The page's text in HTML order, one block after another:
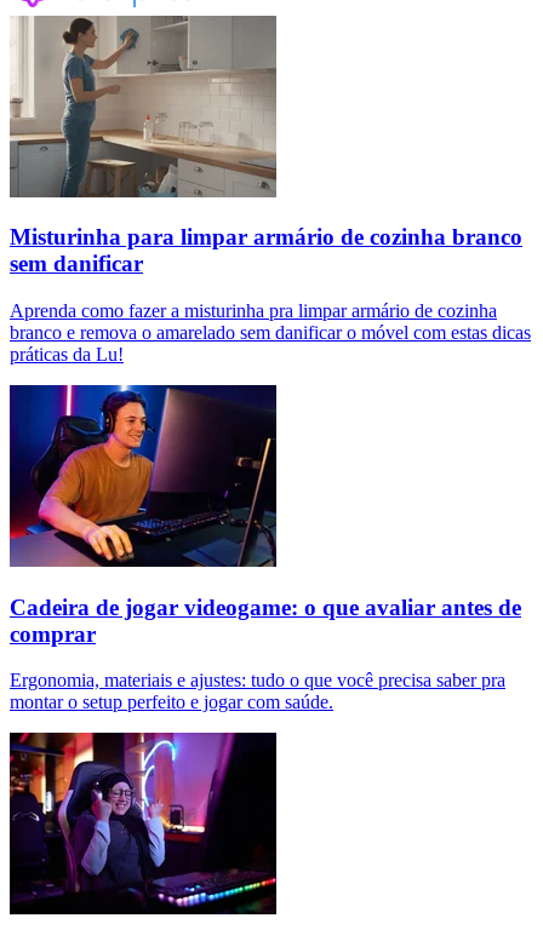
Misturinha para limpar armário de cozinha branco
sem danificar
Aprenda como fazer a misturinha pra limpar armário de cozinha
branco e remova o amarelado sem danificar o móvel com estas dicas
práticas da Lu!
Cadeira de jogar videogame: o que avaliar antes de
comprar
Ergonomia, materiais e ajustes: tudo o que você precisa saber pra
montar o setup perfeito e jogar com saúde.